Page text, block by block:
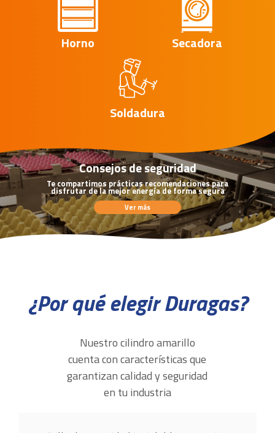
Horno Secadora
Soldadura
Consejos de seguridad
Te compartimos prácticas recomendaciones para
disfrutar de la mejor energía de forma segura
Ver más
¿Por qué elegir Duragas?
Nuestro cilindro amarillo
cuenta con característicasque
garantizan calidad y seguridad
en tu industria